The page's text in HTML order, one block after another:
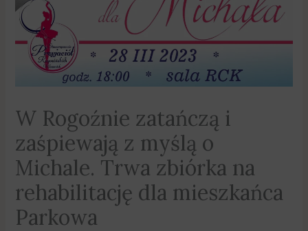
W Rogoźnie zatańczą i
zaśpiewają z myślą o
Michale. Trwa zbiórka na
rehabilitację dla mieszkańca
Parkowa